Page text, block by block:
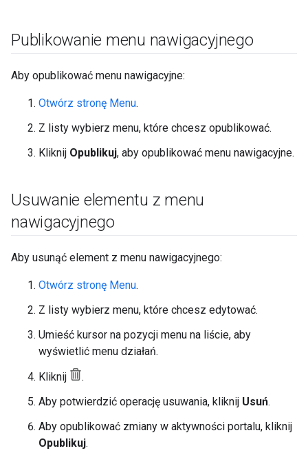
Publikowanie menu nawigacyjnego
Aby opublikować menu nawigacyjne:
Otwórz stronę Menu.
Z listy wybierz menu, które chcesz opublikować.
Kliknij Opublikuj, aby opublikować menu nawigacyjne.
Usuwanie elementu z menu
nawigacyjnego
Aby usunąć element z menu nawigacyjnego:
Otwórz stronę Menu.
Z listy wybierz menu, które chcesz edytować.
Umieść kursor na pozycji menu na liście, aby
wyświetlić menu działań.
Kliknij
.
Aby potwierdzić operację usuwania, kliknij Usuń.
Aby opublikować zmiany w aktywności portalu, kliknij
Opublikuj.